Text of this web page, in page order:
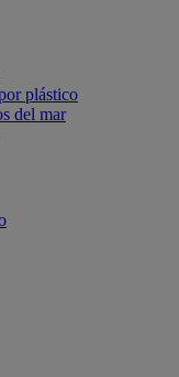
plástico
del mar